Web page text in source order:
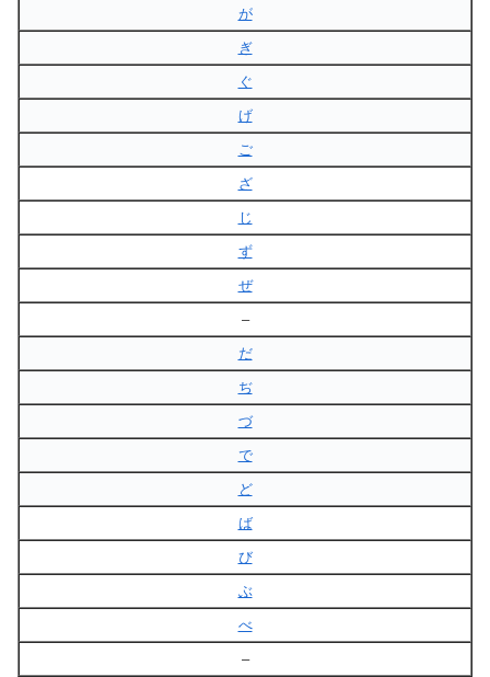
が
ぎ
ぐ
げ
ご
ざ
じ
ず
ぜ
–
だ
ぢ
づ
で
ど
ば
び
ぶ
べ
–